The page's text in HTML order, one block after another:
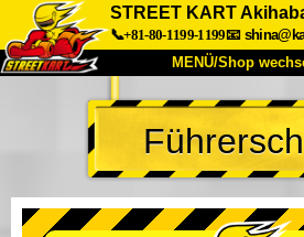
STREET KART
📞+81-80-1199-1199📧
MENÜ/Shop
START
Über uns Spezifikationen
Unternehmen